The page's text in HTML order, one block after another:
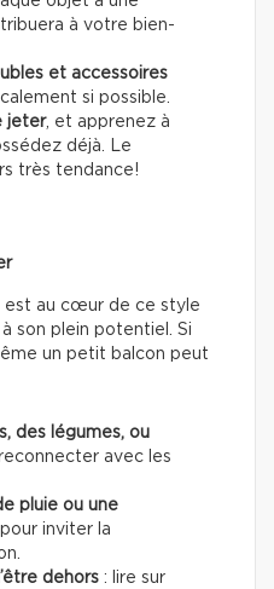
à votre bien-
et accessoires
si possible.
jeter, et apprenez à
déjà. Le
très tendance!
est au cœur de ce style
son plein potentiel. Si
un petit balcon peut
des légumes, ou
avec les
pluie ou une
pour inviter la
dehors : lire sur